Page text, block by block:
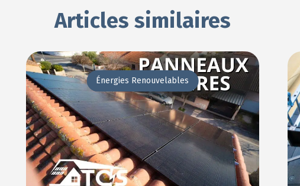
Articles similaires
Énergies Renouvelables